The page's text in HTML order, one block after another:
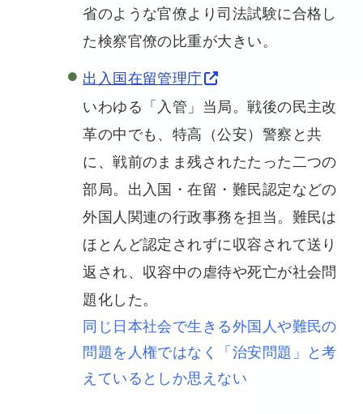
省のような官僚より司法試験に合格し
た検察官僚の比重が大きい。
出入国在留管理庁
いわゆる「入管」当局。戦後の民主改
革の中でも、特高（公安）警察と共
に、戦前のまま残されたたった二つの
部局。出入国・在留・難民認定などの
外国人関連の行政事務を担当。難民は
ほとんど認定されずに収容されて送り
返され、収容中の虐待や死亡が社会問
題化した。
同じ日本社会で生きる外国人や難民の
問題を人権ではなく「治安問題」と考
えているとしか思えない